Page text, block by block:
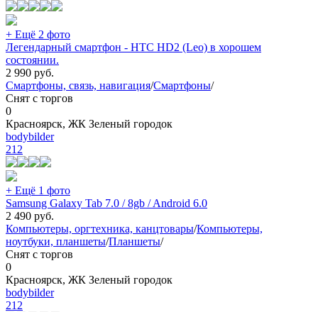
+ Ещё 2 фото
Легендарный смартфон - HTC HD2 (Leo) в хорошем
состоянии.
2 990 руб.
Смартфоны, связь, навигация/Смартфоны/
Снят с торгов
0
Красноярск, ЖК Зеленый городок
bodybilder
212
+ Ещё 1 фото
Samsung Galaxy Tab 7.0 / 8gb / Android 6.0
2 490 руб.
Компьютеры, оргтехника, канцтовары/Компьютеры,
ноутбуки, планшеты/Планшеты/
Снят с торгов
0
Красноярск, ЖК Зеленый городок
bodybilder
212